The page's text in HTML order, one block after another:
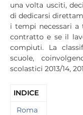
una volta usciti,
di dedicarsi
i tempi necessari a
contratto e se il
compiuti. La
scuole,
scolastici 2013/14,
INDICE
Roma